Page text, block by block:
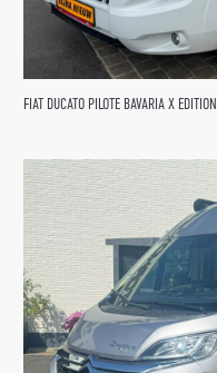
FIAT DUCATO PILOTE BAVARIA X EDITION